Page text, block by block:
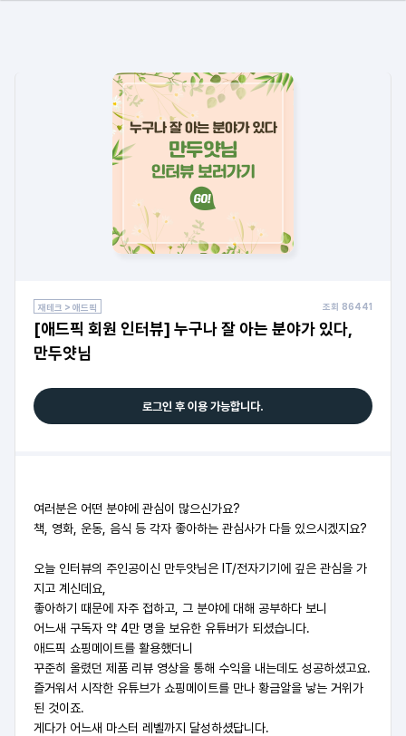
재테크 > 애드픽 조회 86441
[애드픽 회원 인터뷰] 누구나 잘 아는 분야가 있다,
만두얏님
로그인 후 이용 가능합니다.
여러분은 어떤 분야에 관심이 많으신가요?
책, 영화, 운동, 음식 등 각자 좋아하는 관심사가 다들 있으시겠지요?
오늘 인터뷰의 주인공이신 만두얏님은 IT/전자기기에 깊은 관심을 가
지고 계신데요,
좋아하기 때문에 자주 접하고, 그 분야에 대해 공부하다 보니
어느새 구독자 약 4만 명을 보유한 유튜버가 되셨습니다.
애드픽 쇼핑메이트를 활용했더니
꾸준히 올렸던 제품 리뷰 영상을 통해 수익을 내는데도 성공하셨고요.
즐거워서 시작한 유튜브가 쇼핑메이트를 만나 황금알을 낳는 거위가
된 것이죠.
게다가 어느새 마스터 레벨까지 달성하셨답니다.